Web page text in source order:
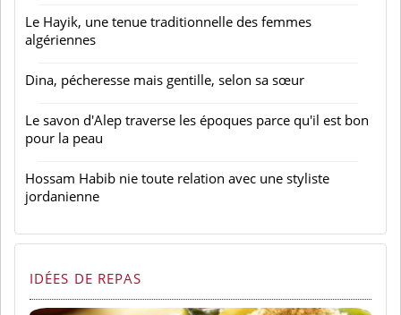
Le Hayik, une tenue traditionnelle des femmes
algériennes
Dina, pécheresse mais gentille, selon sa sœur
Le savon d'Alep traverse les époques parce qu'il est bon
pour la peau
Hossam Habib nie toute relation avec une styliste
jordanienne
IDÉES DE REPAS